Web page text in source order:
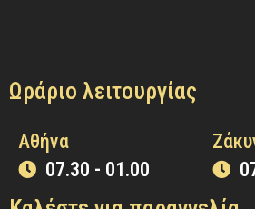
Ωράριο λειτουργίας
Αθήνα
07.30 - 01.00